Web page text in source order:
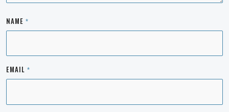
NAME *
EMAIL *